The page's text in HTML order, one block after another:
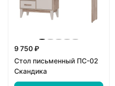
9 750 ₽
Стол письменный ПС-02
Скандика